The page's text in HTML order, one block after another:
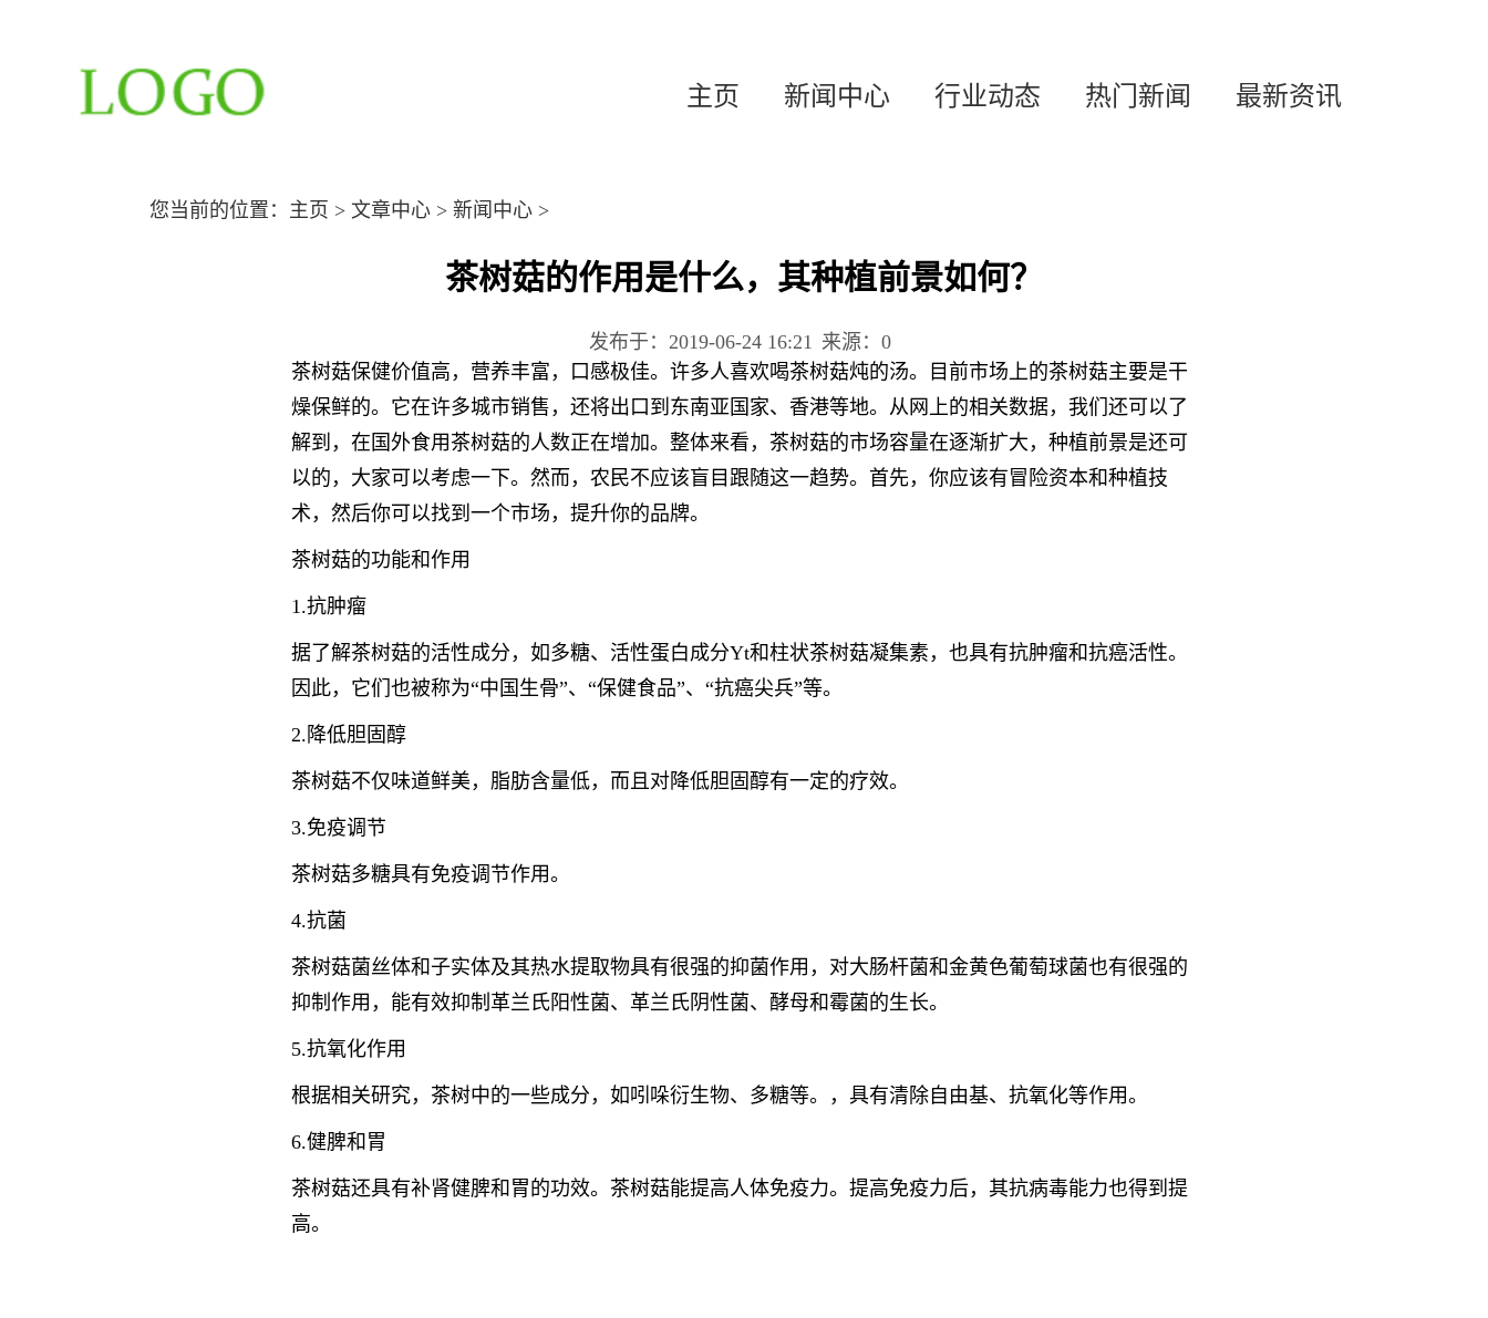
主页 新闻中心 行业动态 热门新闻 最新资讯
您当前的位置： 主页 > 文章中心 > 新闻中心 >
茶树菇的作用是什么，其种植前景如何？
发布于：2019-06-24 16:21 来源：0
茶树菇保健价值高，营养丰富，口感极佳。许多人喜欢喝茶树菇炖的汤。目前市场上的茶树菇主要是干
燥保鲜的。它在许多城市销售，还将出口到东南亚国家、香港等地。从网上的相关数据，我们还可以了
解到，在国外食用茶树菇的人数正在增加。整体来看，茶树菇的市场容量在逐渐扩大，种植前景是还可
以的，大家可以考虑一下。然而，农民不应该盲目跟随这一趋势。首先，你应该有冒险资本和种植技
术，然后你可以找到一个市场，提升你的品牌。
茶树菇的功能和作用
1.抗肿瘤
据了解茶树菇的活性成分，如多糖、活性蛋白成分Yt和柱状茶树菇凝集素，也具有抗肿瘤和抗癌活性。
因此，它们也被称为“中国生骨”、“保健食品”、“抗癌尖兵”等。
2.降低胆固醇
茶树菇不仅味道鲜美，脂肪含量低，而且对降低胆固醇有一定的疗效。
3.免疫调节
茶树菇多糖具有免疫调节作用。
4.抗菌
茶树菇菌丝体和子实体及其热水提取物具有很强的抑菌作用，对大肠杆菌和金黄色葡萄球菌也有很强的
抑制作用，能有效抑制革兰氏阳性菌、革兰氏阴性菌、酵母和霉菌的生长。
5.抗氧化作用
根据相关研究，茶树中的一些成分，如吲哚衍生物、多糖等。，具有清除自由基、抗氧化等作用。
6.健脾和胃
茶树菇还具有补肾健脾和胃的功效。茶树菇能提高人体免疫力。提高免疫力后，其抗病毒能力也得到提
高。